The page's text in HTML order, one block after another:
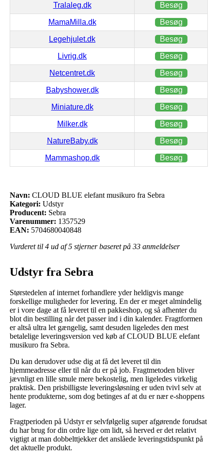
Tralaleg.dk Besøg
MamaMilla.dk Besøg
Legehjulet.dk Besøg
Livrig.dk Besøg
Netcentret.dk Besøg
Babyshower.dk Besøg
Miniature.dk Besøg
Milker.dk Besøg
NatureBaby.dk Besøg
Mammashop.dk Besøg
Navn: CLOUD BLUE elefant musikuro fra Sebra
Kategori: Udstyr
Producent: Sebra
Varenummer: 1357529
EAN: 5704680040848
Vurderet til 4 ud af 5 stjerner baseret på 33 anmeldelser
Udstyr fra Sebra
Størstedelen af internet forhandlere yder heldigvis mange
forskellige muligheder for levering. En der er meget almindelig
er i vore dage at få leveret til en pakkeshop, og så afhenter du
blot din bestilling når det passer ind i din kalender. Fragtformen
er altså ultra let gængelig, samt desuden ligeledes den mest
betalelige leveringsversion ved køb af CLOUD BLUE elefant
musikuro fra Sebra.
Du kan derudover udse dig at få det leveret til din
hjemmeadresse eller til når du er på job. Fragtmetoden bliver
jævnligt en lille smule mere bekostelig, men ligeledes virkelig
praktisk. Den prisbilligste leveringsløsning er uden tvivl selv at
hente produkterne, som dog betinges af at du er nær e-shoppens
lager.
Fragtperioden på Udstyr er selvfølgelig super afgørende forudsat
du har brug for din ordre lige om lidt, så herved er det relativt
vigtigt at man dobbelttjekker det anslåede leveringstidspunkt på
det aktuelle produkt.